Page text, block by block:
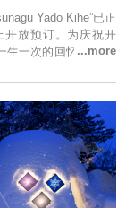
Yado Kihe”已正
开放预订。为庆祝开
生一次的回忆之旅”活